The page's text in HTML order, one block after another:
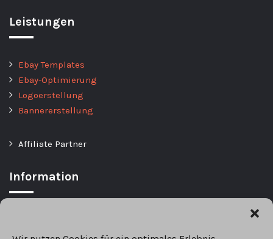
Leistungen
Ebay Templates
Ebay-Optimierung
Logoerstellung
Bannererstellung
Affiliate Partner
Information
Widerrufsbelehrung